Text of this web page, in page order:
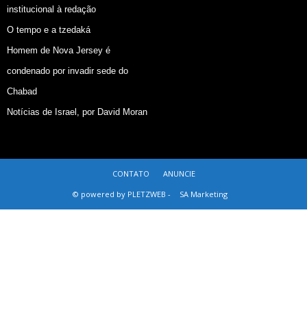
institucional à redação
O tempo e a tzedaká
Homem de Nova Jersey é
condenado por invadir sede do
Chabad
Notícias de Israel, por David Moran
CONTATO
ANUNCIE
© powered by PLETZWEB -
SA Marketing